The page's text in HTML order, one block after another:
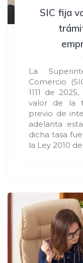
SIC fija
La
Comercio
1111 de
valor de la
previo de
adelanta
dicha tasa
la Ley 2010